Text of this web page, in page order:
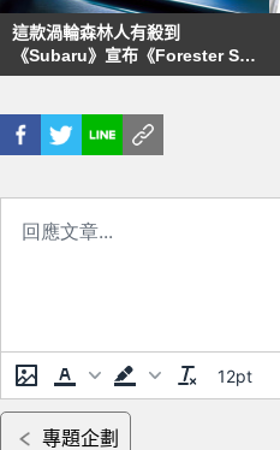
這款渦輪森林人有殺到
《Subaru》宣布《Forester STI
Sport》日本正式開賣
12pt
專題企劃